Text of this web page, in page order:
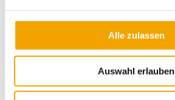
Alle zulassen
Auswahl erlauben
• Einstellbare Geschwindigkeit für Hubschlitten
• Maximale Paletten-Höhe 2.400mm
• Maximale Paletten-Abmessung 800 x 1200mm
• Endschalter für maximale Höheneinstellung
• Motor des Drehtellers im Mast integriert